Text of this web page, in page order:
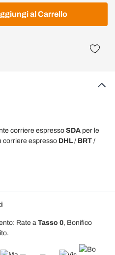
al Carrello
corriere espresso SDA per le
corriere espresso DHL / BRT /
Rate a Tasso 0, Bonifico